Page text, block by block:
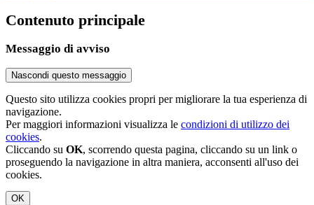
Contenuto principale
Messaggio di avviso
Nascondi questo messaggio
Questo sito utilizza cookies propri per migliorare la tua esperienza di
navigazione.
Per maggiori informazioni visualizza le condizioni di utilizzo dei
cookies.
Cliccando su OK, scorrendo questa pagina, cliccando su un link o
proseguendo la navigazione in altra maniera, acconsenti all'uso dei
cookies.
OK